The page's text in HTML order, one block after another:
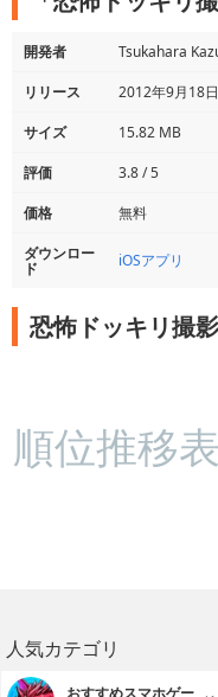
開発者
Tsukahara
リリース
2012年9月18日
サイズ
15.82 MB
評価
3.8 / 5
価格
無料
ダウンロー
ド iOSアプリ
恐怖ドッキリ撮
順位推移
人気カテゴリ
おすすめスマホゲー